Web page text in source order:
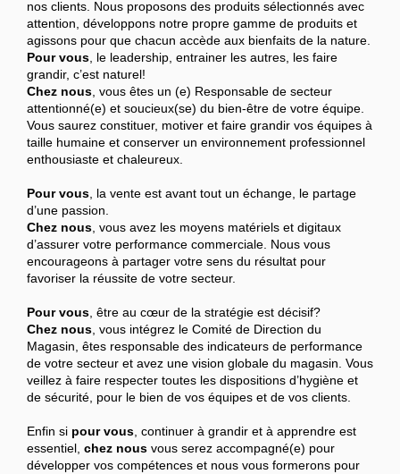
nos clients. Nous proposons des produits sélectionnés avec
attention, développons notre propre gamme de produits et
agissons pour que chacun accède aux bienfaits de la nature.
Pour vous , le leadership, entrainer les autres, les faire
grandir, c’est naturel!
Chez nous , vous êtes un (e) Responsable de secteur
attentionné(e) et soucieux(se) du bien-être de votre équipe.
Vous saurez constituer, motiver et faire grandir vos équipes à
taille humaine et conserver un environnement professionnel
enthousiaste et chaleureux.
Pour vous , la vente est avant tout un échange, le partage
d’une passion.
Chez nous , vous avez les moyens matériels et digitaux
d’assurer votre performance commerciale. Nous vous
encourageons à partager votre sens du résultat pour
favoriser la réussite de votre secteur.
Pour vous , être au cœur de la stratégie est décisif?
Chez nous , vous intégrez le Comité de Direction du
Magasin, êtes responsable des indicateurs de performance
de votre secteur et avez une vision globale du magasin. Vous
veillez à faire respecter toutes les dispositions d’hygiène et
de sécurité, pour le bien de vos équipes et de vos clients.
Enfin si pour vous , continuer à grandir et à apprendre est
essentiel, chez nous vous serez accompagné(e) pour
développer vos compétences et nous vous formerons pour